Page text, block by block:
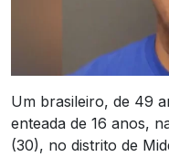
Um brasileiro, de 49
enteada de 16 anos,
(30), no distrito de